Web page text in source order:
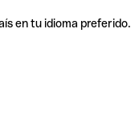
en tu idioma preferido.